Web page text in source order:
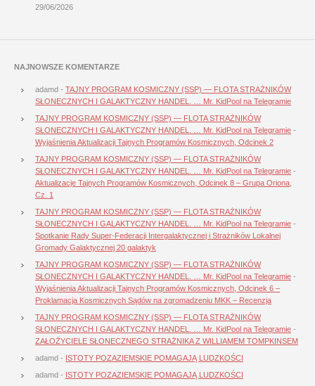
29/06/2026
NAJNOWSZE KOMENTARZE
adamd - TAJNY PROGRAM KOSMICZNY (SSP) — FLOTA STRAŻNIKÓW
SŁONECZNYCH I GALAKTYCZNY HANDEL. … Mr. KidPool na Telegramie
TAJNY PROGRAM KOSMICZNY (SSP) — FLOTA STRAŻNIKÓW
SŁONECZNYCH I GALAKTYCZNY HANDEL. … Mr. KidPool na Telegramie -
Wyjaśnienia Aktualizacji Tajnych Programów Kosmicznych, Odcinek 2
TAJNY PROGRAM KOSMICZNY (SSP) — FLOTA STRAŻNIKÓW
SŁONECZNYCH I GALAKTYCZNY HANDEL. … Mr. KidPool na Telegramie -
Aktualizacje Tajnych Programów Kosmicznych, Odcinek 8 – Grupa Oriona,
Cz. 1
TAJNY PROGRAM KOSMICZNY (SSP) — FLOTA STRAŻNIKÓW
SŁONECZNYCH I GALAKTYCZNY HANDEL. … Mr. KidPool na Telegramie -
Spotkanie Rady Super-Federacji Intergalaktycznej i Strażników Lokalnej
Gromady Galaktycznej 20 galaktyk
TAJNY PROGRAM KOSMICZNY (SSP) — FLOTA STRAŻNIKÓW
SŁONECZNYCH I GALAKTYCZNY HANDEL. … Mr. KidPool na Telegramie -
Wyjaśnienia Aktualizacji Tajnych Programów Kosmicznych, Odcinek 6 –
Proklamacja Kosmicznych Sądów na zgromadzeniu MKK – Recenzja
TAJNY PROGRAM KOSMICZNY (SSP) — FLOTA STRAŻNIKÓW
SŁONECZNYCH I GALAKTYCZNY HANDEL. … Mr. KidPool na Telegramie -
ZAŁOŻYCIELE SŁONECZNEGO STRAŻNIKA Z WILLIAMEM TOMPKINSEM
adamd - ISTOTY POZAZIEMSKIE POMAGAJĄ LUDZKOŚCI
adamd - ISTOTY POZAZIEMSKIE POMAGAJĄ LUDZKOŚCI